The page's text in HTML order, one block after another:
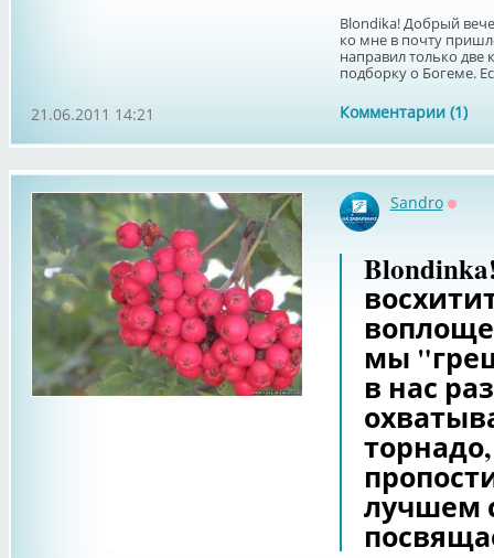
Blondika! Добрый
ко мне в почту
направил только
подборку о Богеме.
Комментарии (1)
21.06.2011 14:21
Sandro
мы
в нас
лучшем